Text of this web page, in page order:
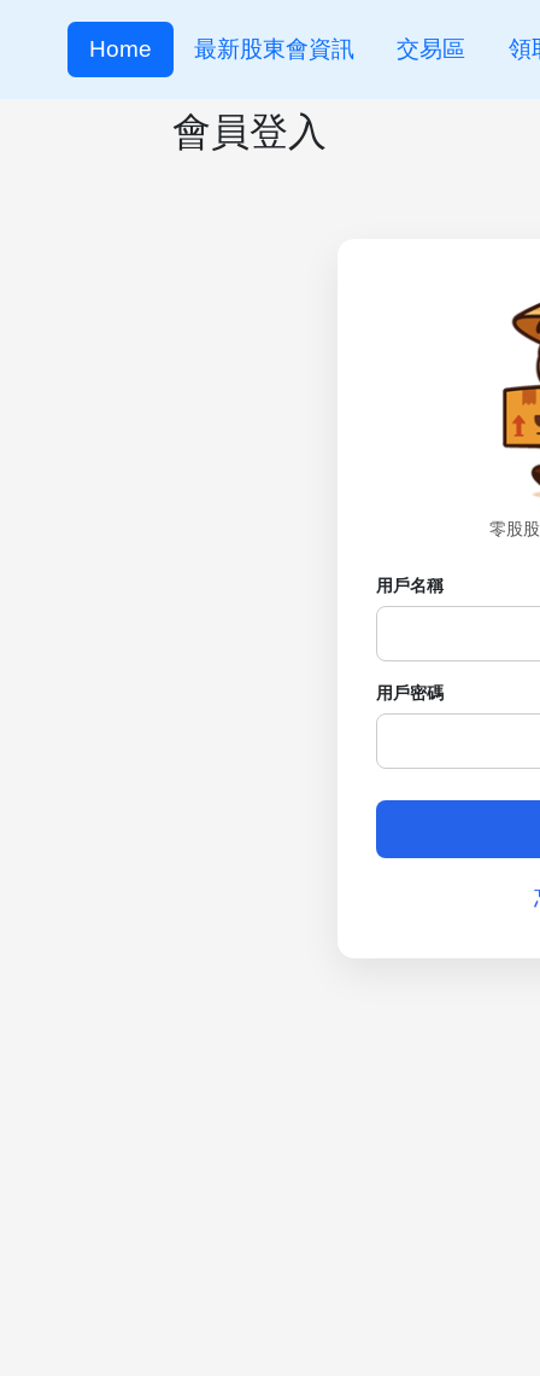
Home 最新股東會資訊 交易區 領
會員登入
零股
用戶名稱
用戶密碼